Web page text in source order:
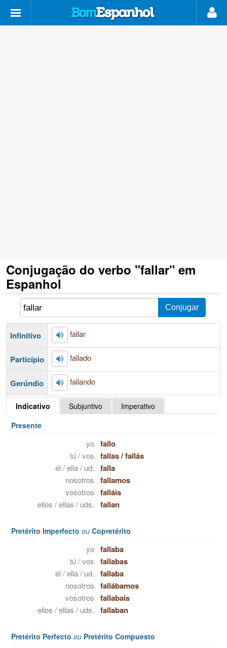
Conjugação do verbo "fallar" em
Espanhol
Infinitivo fallar
Particípio fallado
Gerúndio fallando
Indicativo Subjuntivo
Imperativo
Presente
yo fallo
tú / vos fallas/fallás
él / ella / ud. falla
nosotros fallamos
vosotros falláis
ellos / ellas / uds. fallan
Pretérito Imperfecto ou Copretérito
yo fallaba
tú / vos fallabas
él / ella / ud. fallaba
nosotros fallábamos
vosotros fallabais
ellos / ellas / uds. fallaban
Pretérito Perfecto ou Pretérito Compuesto